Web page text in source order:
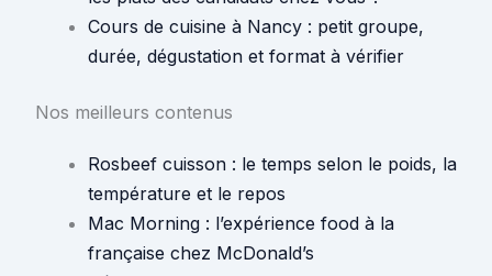
Cours de cuisine à Nancy : petit groupe,
durée, dégustation et format à vérifier
Nos meilleurs contenus
Rosbeef cuisson : le temps selon le poids, la
température et le repos
Mac Morning : l’expérience food à la
française chez McDonald’s